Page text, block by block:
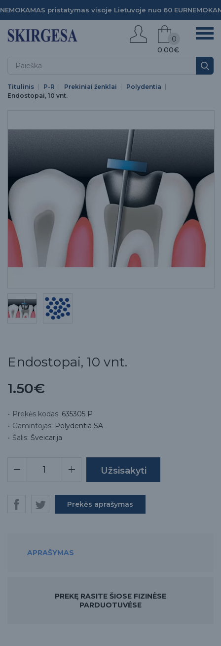
NEMOKAMAS pristatymas visoje Lietuvoje nuo 60 EUR
0.00€
0
Titulinis P-R Prekiniai ženklai
Polydentia
Endostopai, 10 vnt.
Endostopai, 10 vnt.
1.50€
Prekės kodas: 635305 P
Gamintojas: Polydentia SA
Šalis: Šveicarija
Prekės aprašymas
APRAŠYMAS
PREKĘ RASITE ŠIOSE FIZINĖSE
PARDUOTUVĖSE